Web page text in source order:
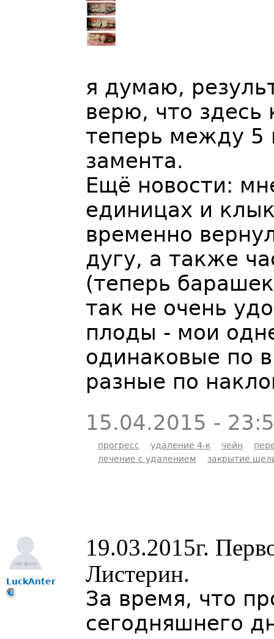
я думаю,
верю, что
теперь между 5
замента.
Ещё новости:
единицах и
временно
дугу, а также
(теперь
так не очень
плоды - мои
одинаковые по
разные по
15.04.2015 -
прогресс удаление 4-к чейн
лечение с удалением
закрытие
LuckAnter
19.03.2015г.
Листерин.
За время, что
сегодняшнего